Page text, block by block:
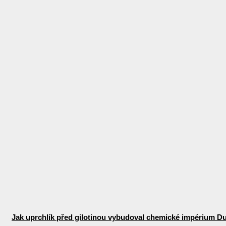
Jak uprchlík před gilotinou vybudoval chemické impérium